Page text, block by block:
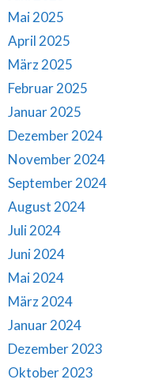
Mai 2025
April 2025
März 2025
Februar 2025
Januar 2025
Dezember 2024
November 2024
September 2024
August 2024
Juli 2024
Juni 2024
Mai 2024
März 2024
Januar 2024
Dezember 2023
Oktober 2023